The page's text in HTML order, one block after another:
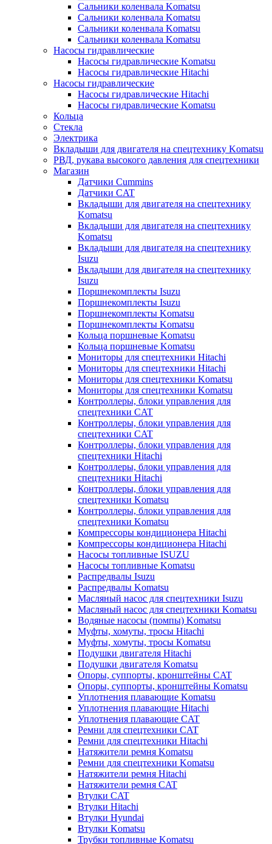
Сальники коленвала Komatsu
Сальники коленвала Komatsu
Сальники коленвала Komatsu
Сальники коленвала Komatsu
Насосы гидравлические
Насосы гидравлические Komatsu
Насосы гидравлические Hitachi
Насосы гидравлические
Насосы гидравлические Hitachi
Насосы гидравлические Komatsu
Кольца
Стекла
Электрика
Вкладыши для двигателя на спецтехнику Komatsu
РВД, рукава высокого давления для спецтехники
Магазин
Датчики Cummins
Датчики CAT
Вкладыши для двигателя на спецтехнику
Komatsu
Вкладыши для двигателя на спецтехнику
Komatsu
Вкладыши для двигателя на спецтехнику
Isuzu
Вкладыши для двигателя на спецтехнику
Isuzu
Поршнекомплекты Isuzu
Поршнекомплекты Isuzu
Поршнекомплекты Komatsu
Поршнекомплекты Komatsu
Кольца поршневые Komatsu
Кольца поршневые Komatsu
Мониторы для спецтехники Hitachi
Мониторы для спецтехники Hitachi
Мониторы для спецтехники Komatsu
Мониторы для спецтехники Komatsu
Контроллеры, блоки управления для
спецтехники CAT
Контроллеры, блоки управления для
спецтехники CAT
Контроллеры, блоки управления для
спецтехники Hitachi
Контроллеры, блоки управления для
спецтехники Hitachi
Контроллеры, блоки управления для
спецтехники Komatsu
Контроллеры, блоки управления для
спецтехники Komatsu
Компрессоры кондиционера Hitachi
Компрессоры кондиционера Hitachi
Насосы топливные ISUZU
Насосы топливные Komatsu
Распредвалы Isuzu
Распредвалы Komatsu
Масляный насос для спецтехники Isuzu
Масляный насос для спецтехники Komatsu
Водяные насосы (помпы) Komatsu
Муфты, хомуты, тросы Hitachi
Муфты, хомуты, тросы Komatsu
Подушки двигателя Hitachi
Подушки двигателя Komatsu
Опоры, суппорты, кронштейны CAT
Опоры, суппорты, кронштейны Komatsu
Уплотнения плавающие Komatsu
Уплотнения плавающие Hitachi
Уплотнения плавающие CAT
Ремни для спецтехники CAT
Ремни для спецтехники Hitachi
Натяжители ремня Komatsu
Ремни для спецтехники Komatsu
Натяжители ремня Hitachi
Натяжители ремня CAT
Втулки CAT
Втулки Hitachi
Втулки Hyundai
Втулки Komatsu
Трубки топливные Komatsu